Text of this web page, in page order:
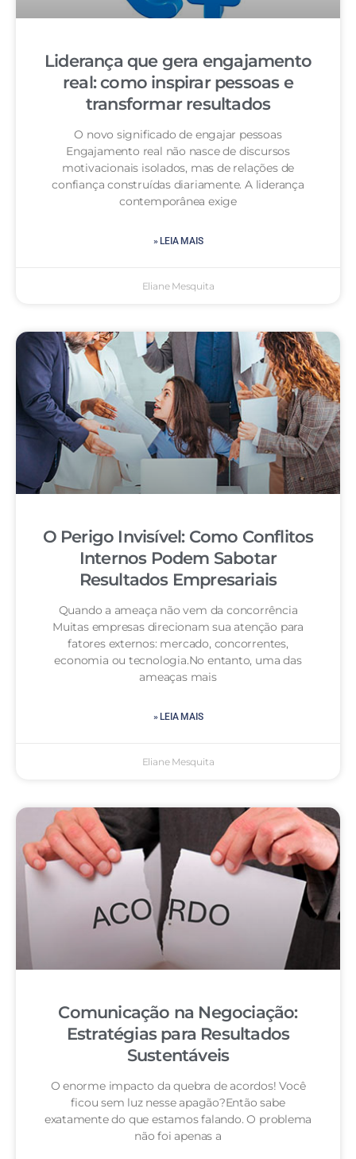
Liderança que gera engajamento
real: como inspirar pessoas e
transformar resultados
O novo significado de engajar pessoas
Engajamento real não nasce de discursos
motivacionais isolados, mas de relações de
confiança construídas diariamente. A liderança
contemporânea exige
» LEIA MAIS
Eliane Mesquita
O Perigo Invisível: Como Conflitos
Internos Podem Sabotar
Resultados Empresariais
Quando a ameaça não vem da concorrência
Muitas empresas direcionam sua atenção para
fatores externos: mercado, concorrentes,
economia ou tecnologia.No entanto, uma das
ameaças mais
» LEIA MAIS
Eliane Mesquita
Comunicação na Negociação:
Estratégias para Resultados
Sustentáveis
O enorme impacto da quebra de acordos! Você
ficou sem luz nesse apagão?Então sabe
exatamente do que estamos falando. O problema
não foi apenas a